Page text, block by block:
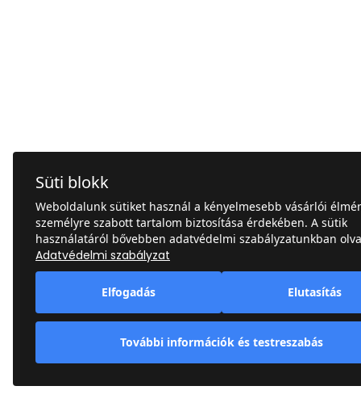
Süti blokk
Weboldalunk sütiket használ a kényelmesebb vásárlói
személyre szabott tartalom biztosítása érdekében. A sütik
használatáról bővebben adatvédelmi szabályzatunkban
Adatvédelmi szabályzat
Elfogadás Elutasítás
További információk és testreszabás